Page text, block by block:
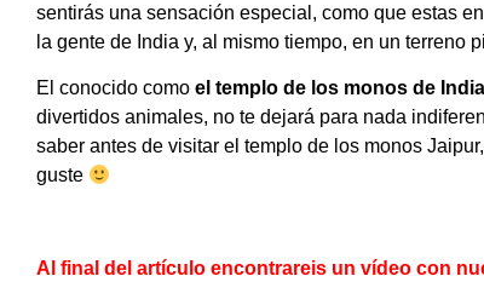
sentirás una sensación especial, como que estas
la gente de India y, al mismo tiempo, en un terreno
El conocido como el templo de los monos de India
divertidos animales, no te dejará para nada
saber antes de visitar el templo de los monos
guste
Al final del artículo encontrareis un vídeo con